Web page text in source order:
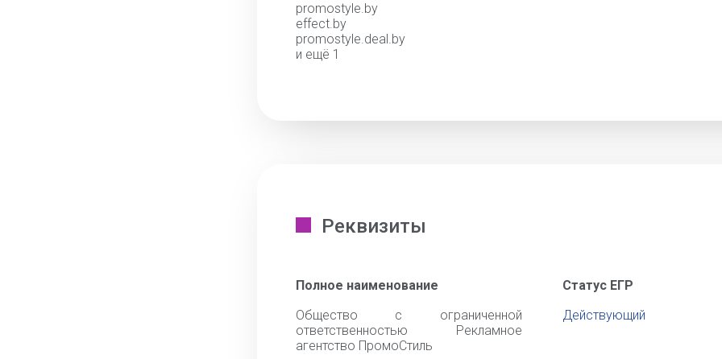
promostyle.by
effect.by
promostyle.deal.by
и ещё 1
Реквизиты
Полное наименование
Общество с ограниченной
ответственностью Рекламное
агентство ПромоСтиль
Статус ЕГР
Действующий